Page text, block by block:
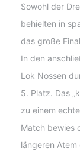
Sowohl der
behielten in
das große
In den
Lok Nossen
5. Platz. Das
zu einem
Match bewies
längeren